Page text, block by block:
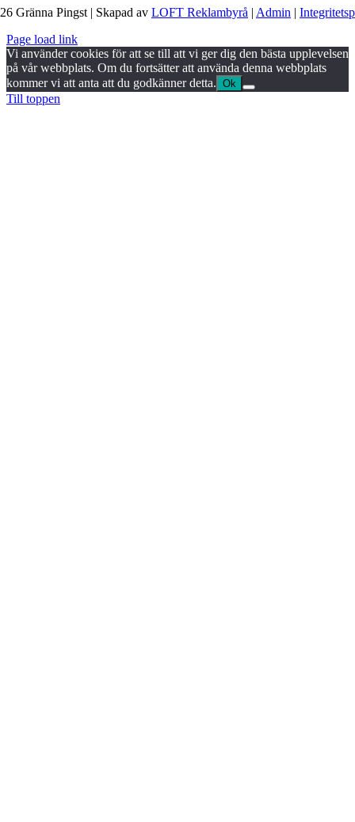
Gränna Pingst | Skapad av LOFT Reklambyrå | Admin |
Page load link
Vi använder cookies för att se till att vi ger dig den bästa upplevelsen
på vår webbplats. Om du fortsätter att använda denna webbplats
kommer vi att anta att du godkänner detta. Ok
Till toppen